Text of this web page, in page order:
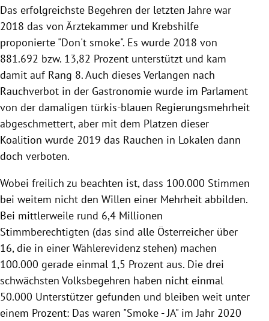
Das erfolgreichste Begehren der letzten Jahre war
2018 das von Ärztekammer und Krebshilfe
proponierte "Don't smoke". Es wurde 2018 von
881.692 bzw. 13,82 Prozent unterstützt und kam
damit auf Rang 8. Auch dieses Verlangen nach
Rauchverbot in der Gastronomie wurde im Parlament
von der damaligen türkis-blauen Regierungsmehrheit
abgeschmettert, aber mit dem Platzen dieser
Koalition wurde 2019 das Rauchen in Lokalen dann
doch verboten.
Wobei freilich zu beachten ist, dass 100.000 Stimmen
bei weitem nicht den Willen einer Mehrheit abbilden.
Bei mittlerweile rund 6,4 Millionen
Stimmberechtigten (das sind alle Österreicher über
16, die in einer Wählerevidenz stehen) machen
100.000 gerade einmal 1,5 Prozent aus. Die drei
schwächsten Volksbegehren haben nicht einmal
50.000 Unterstützer gefunden und bleiben weit unter
einem Prozent: Das waren "Smoke - JA" im Jahr 2020